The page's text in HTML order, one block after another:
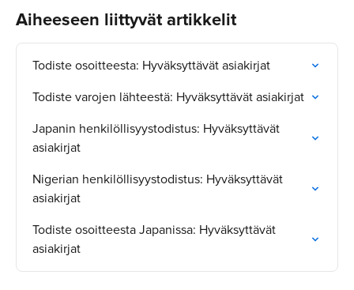
Aiheeseen liittyvät artikkelit
Todiste osoitteesta: Hyväksyttävät asiakirjat
Todiste varojen lähteestä: Hyväksyttävät asiakirjat
Japanin henkilöllisyystodistus: Hyväksyttävät
asiakirjat
Nigerian henkilöllisyystodistus: Hyväksyttävät
asiakirjat
Todiste osoitteesta Japanissa: Hyväksyttävät
asiakirjat